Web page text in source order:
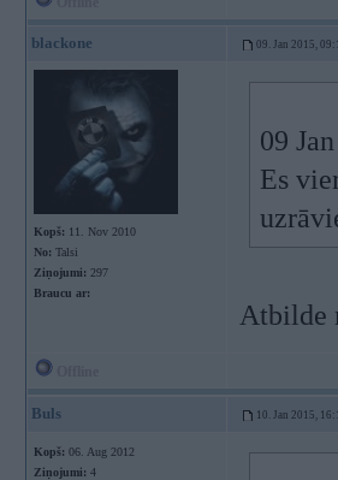
blackone 09. Jan 2015,
Kopš: 11. Nov 2010
No: Talsi
Ziņojumi: 297
Braucu ar:
09
Es
Atbilde
Buls 10. Jan 2015,
Kopš: 06. Aug 2012
Ziņojumi: 4